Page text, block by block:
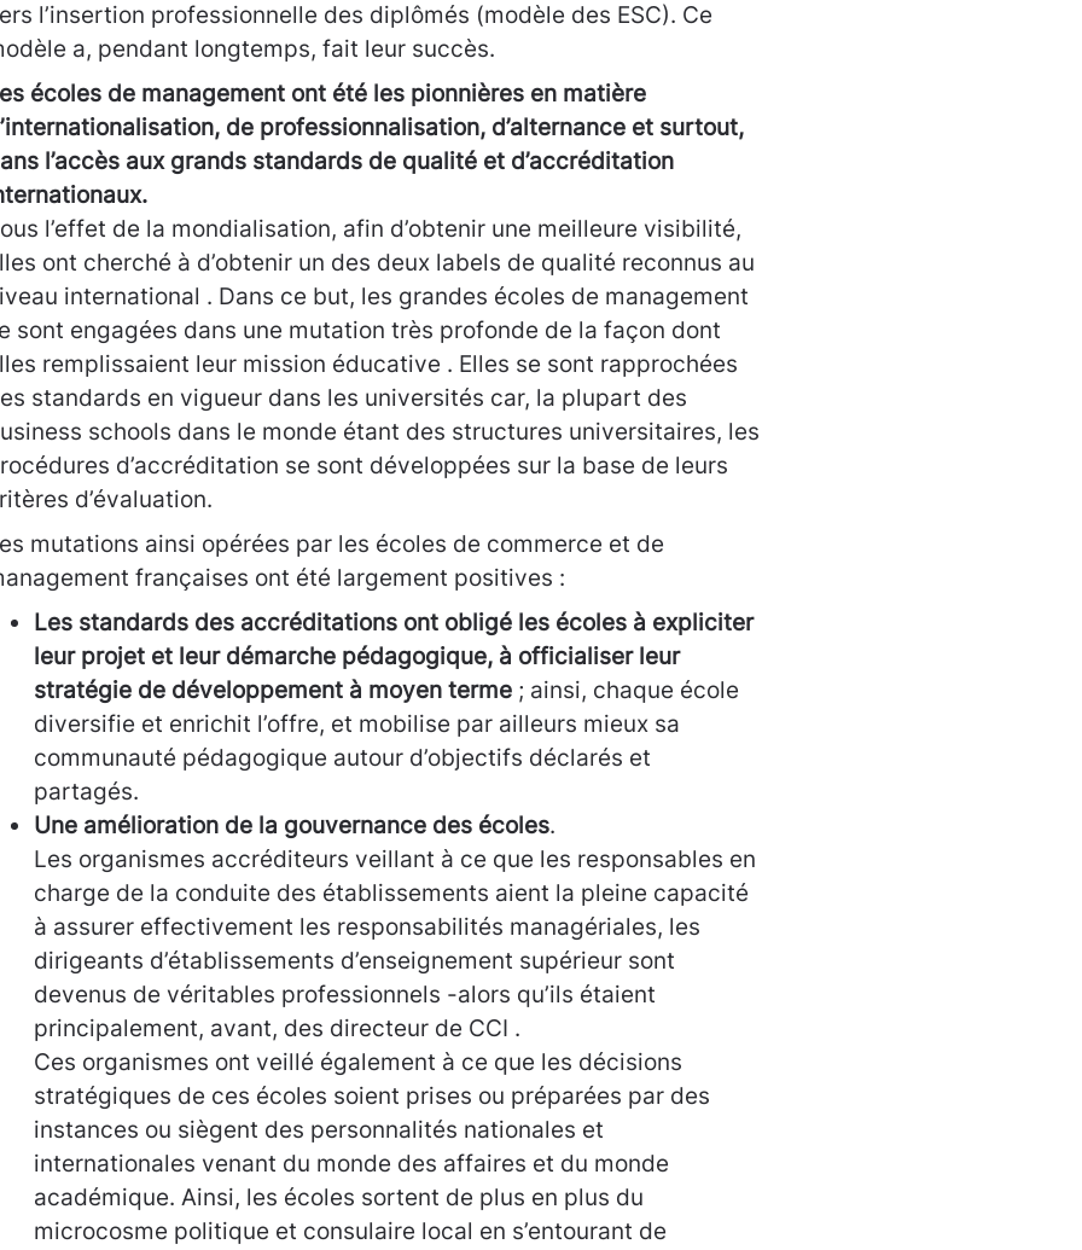
l’insertion professionnelle des diplômés (modèle des ESC). Ce
a, pendant longtemps, fait leur succès.
écoles de management ont été les pionnières en matière
de professionnalisation, d’alternance et surtout,
l’accès aux grands standards de qualité et d’accréditation
l’effet de la mondialisation, afin d’obtenir une meilleure visibilité,
ont cherché à d’obtenir un des deux labels de qualité reconnus au
international . Dans ce but, les grandes écoles de management
sont engagées dans une mutation très profonde de la façon dont
remplissaient leur mission éducative . Elles se sont rapprochées
standards en vigueur dans les universités car, la plupart des
schools dans le monde étant des structures universitaires, les
d’accréditation se sont développées sur la base de leurs
d’évaluation.
mutations ainsi opérées par les écoles de commerce et de
françaises ont été largement positives :
Les standards des accréditations ont obligé les écoles à expliciter
leur projet et leur démarche pédagogique, à officialiser leur
stratégie de développement à moyen terme ; ainsi, chaque école
diversifie et enrichit l’offre, et mobilise par ailleurs mieux sa
communauté pédagogique autour d’objectifs déclarés et
partagés.
Une amélioration de la gouvernance des écoles.
Les organismes accréditeurs veillant à ce que les responsables en
charge de la conduite des établissements aient la pleine capacité
à assurer effectivement les responsabilités managériales, les
dirigeants d’établissements d’enseignement supérieur sont
devenus de véritables professionnels -alors qu’ils étaient
principalement, avant, des directeur de CCI .
Ces organismes ont veillé également à ce que les décisions
stratégiques de ces écoles soient prises ou préparées par des
instances ou siègent des personnalités nationales et
internationales venant du monde des affaires et du monde
académique. Ainsi, les écoles sortent de plus en plus du
microcosme politique et consulaire local en s’entourant de